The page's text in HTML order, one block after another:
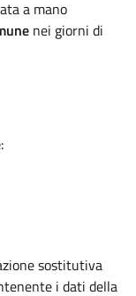
a mano
nei giorni di
:
sostitutiva
i dati della